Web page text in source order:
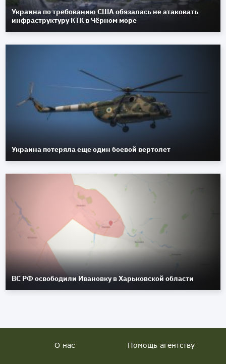
Украина по требованию США обязалась не атаковать
инфраструктуру КТК в Чёрном море
Украина потеряла еще один боевой вертолет
ВС РФ освободили Ивановку в Харьковской области
О нас Помощь агентству